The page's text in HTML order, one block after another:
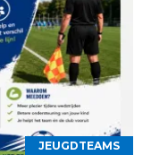
JEUGDTEAMS